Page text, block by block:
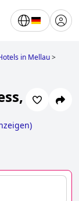
in Mellau>
)